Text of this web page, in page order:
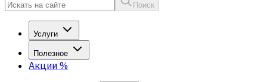
Поиск
Услуги
Полезное
Акции %